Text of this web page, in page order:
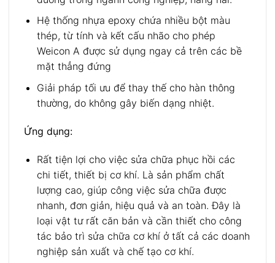
Hệ thống nhựa epoxy chứa nhiều bột màu
thép, từ tính và kết cấu nhão cho phép
Weicon A được sử dụng ngay cả trên các bề
mặt thẳng đứng
Giải pháp tối ưu để thay thế cho hàn thông
thường, do không gây biến dạng nhiệt.
Ứng dụng:
Rất tiện lợi cho việc sửa chữa phục hồi các
chi tiết, thiết bị cơ khí. Là sản phẩm chất
lượng cao, giúp công việc sửa chữa được
nhanh, đơn giản, hiệu quả và an toàn. Đây là
loại vật tư rất căn bản và cần thiết cho công
tác bảo trì sửa chữa cơ khí ở tất cả các doanh
nghiệp sản xuất và chế tạo cơ khí.